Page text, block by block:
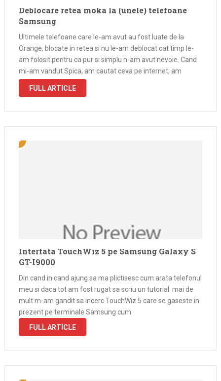
Deblocare retea moka la (unele) telefoane
Samsung
Ultimele telefoane care le-am avut au fost luate de la
Orange, blocate in retea si nu le-am deblocat cat timp le-
am folosit pentru ca pur si simplu n-am avut nevoie. Cand
mi-am vandut Spica, am cautat ceva pe internet, am
modificat niste cod hexazecimal si gata…
FULL ARTICLE
Interfata TouchWiz 5 pe Samsung Galaxy S
GT-I9000
Din cand in cand ajung sa ma plictisesc cum arata telefonul
meu si daca tot am fost rugat sa scriu un tutorial mai de
mult m-am gandit sa incerc TouchWiz 5 care se gaseste in
prezent pe terminale Samsung cum
FULL ARTICLE